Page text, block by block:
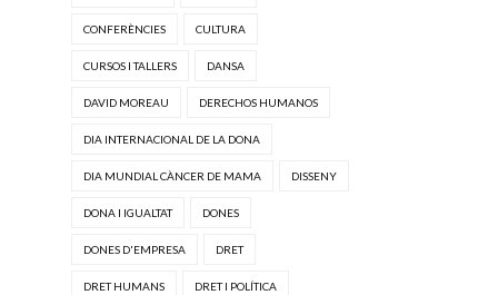
CONFERÈNCIES CULTURA
CURSOS I TALLERS DANSA
DAVID MOREAU DERECHOS HUMANOS
DIA INTERNACIONAL DE LA DONA
DIA MUNDIAL CÀNCER DE MAMA DISSENY
DONA I IGUALTAT DONES
DONES D'EMPRESA DRET
DRET HUMANS DRET I POLÍTICA